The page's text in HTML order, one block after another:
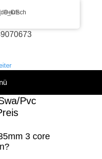
pvc
3 core
Deutsch